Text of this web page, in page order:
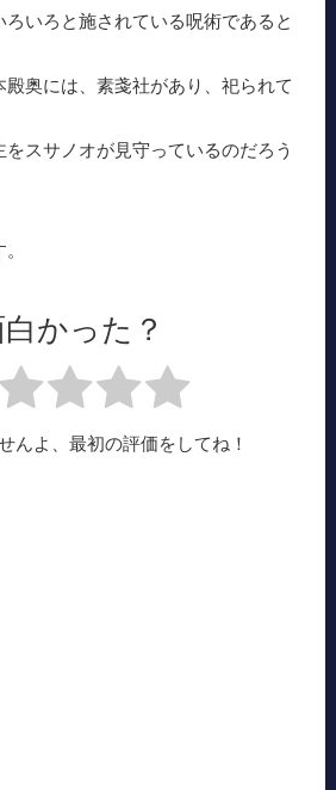
いろと施されている呪術であると
殿奥には、素戔社があり、祀られて
スサノオが見守っているのだろう
かった？
んよ、最初の評価をしてね！